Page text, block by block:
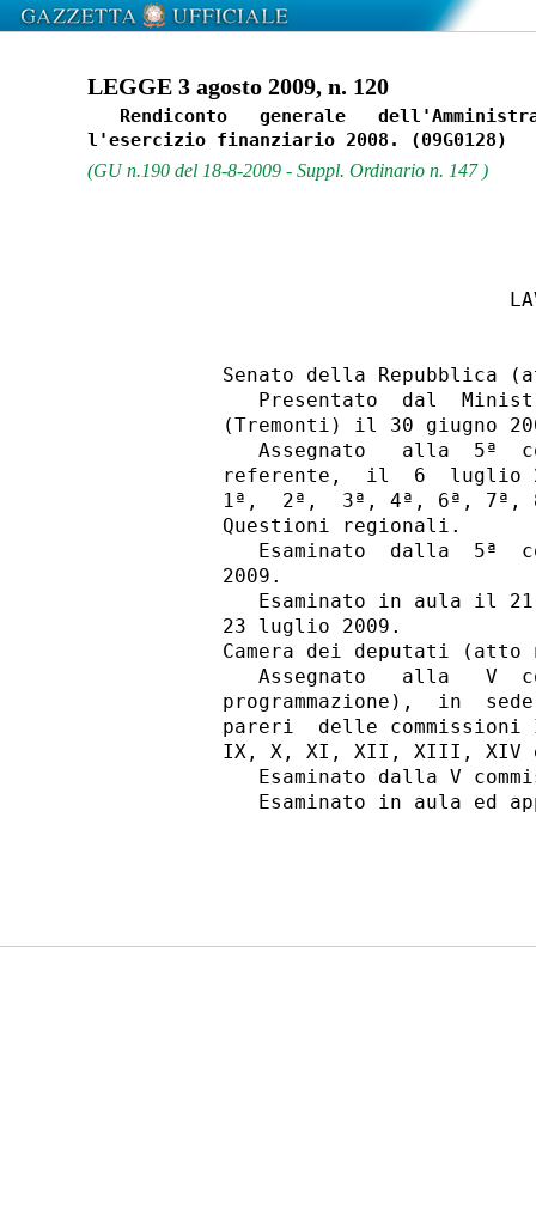
LEGGE 3 agosto 2009, n. 120
Rendiconto   generale
(GU n.190 del 18-8-2009 - Suppl. Ordinario n. 147 )
Senato della Repubblica
Presentato  dal
(Tremonti) il 30 giugno
Assegnato   alla  5ª
referente,  il  6  luglio
1ª,  2ª,  3ª, 4ª, 6ª, 7ª,
          Questioni regionali.
Esaminato  dalla  5ª
          2009.
Esaminato in aula il
          23 luglio 2009.
Camera dei deputati (atto
Assegnato   alla   V
programmazione),  in
pareri  delle commissioni
IX, X, XI, XII, XIII, XIV
Esaminato dalla V
Esaminato in aula ed